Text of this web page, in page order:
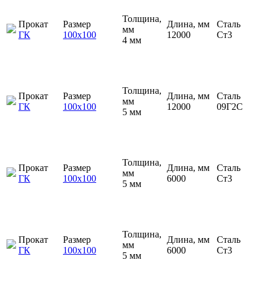
Прокат
ГК
Размер
100х100
Толщина,
мм
4 мм
Длина, мм
12000
Сталь
Ст3
Прокат
ГК
Размер
100х100
Толщина,
мм
5 мм
Длина, мм
12000
Сталь
09Г2С
Прокат
ГК
Размер
100х100
Толщина,
мм
5 мм
Длина, мм
6000
Сталь
Ст3
Прокат
ГК
Размер
100х100
Толщина,
мм
5 мм
Длина, мм
6000
Сталь
Ст3